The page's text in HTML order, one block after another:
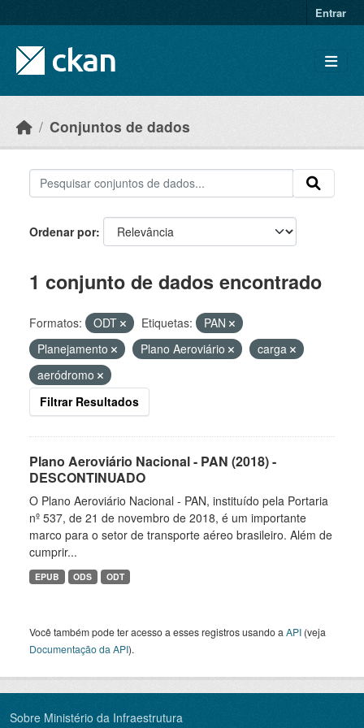
Entrar
Conjuntos de dados
Ordenar por
1 conjunto de dados encontrado
Formatos: ODT Etiquetas:
PAN
Planejamento
Plano Aeroviário
carga
aeródromo
Filtrar Resultados
Plano Aeroviário Nacional - PAN (2018) -
DESCONTINUADO
O Plano Aeroviário Nacional - PAN, instituído pela Portaria
nº 537, de 21 de novembro de 2018, é um importante
marco para o setor de transporte aéreo brasileiro. Além de
cumprir...
EPUB ODS ODT
Você também pode ter acesso a esses registros usando a API (veja
Documentação da API).
Sobre Ministério da Infraestrutura